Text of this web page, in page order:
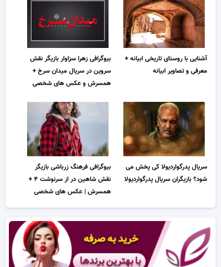
آشنایی با روستای تاریخی ابیانه +
معرفی و تصاویر ابیانه
بیوگرافی زهرا سزاوار بازیگر نقش
سروین در سریال میدان سرخ +
همسرش و عکس های شخصی
سریال پدرگواردیولا کی پخش می
شود؟ بازیگران سریال پدرگواردیولا
بیوگرافی فرهنگ زرباشی بازیگر
نقش شاهین در از سرنوشت ۴ +
همسرش | عکس های شخصی